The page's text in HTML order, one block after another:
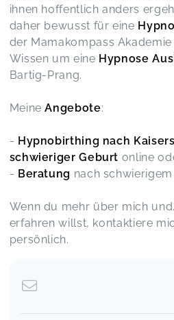
ihnen hoffentlich anders
daher bewusst für eine
der Mamakompass
Wissen um eine Hypnose
Bartig-Prang.
MeineAngebote:
- Hypnobirthing nach
schwieriger Geburt online
- Beratung nach
Wenn du mehr über mich
erfahren willst, kontaktiere
persönlich.